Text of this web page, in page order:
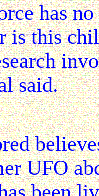
has no
is this
said.
UFO